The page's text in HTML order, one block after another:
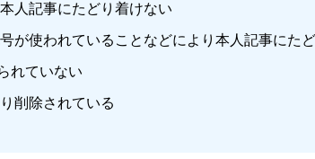
人記事にたどり着けない
が使われていることなどにより本人記事にた
れていない
削除されている